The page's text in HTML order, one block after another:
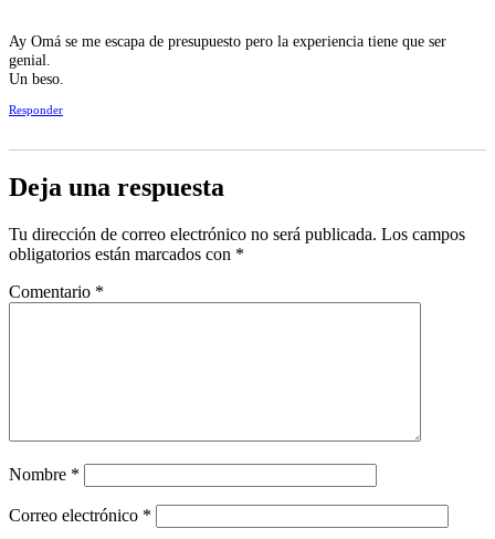
Ay Omá se me escapa de presupuesto pero la experiencia tiene que ser
genial.
Un beso.
Responder
Deja una respuesta
Tu dirección de correo electrónico no será publicada. Los campos
obligatorios están marcados con *
Comentario *
Nombre *
Correo electrónico *